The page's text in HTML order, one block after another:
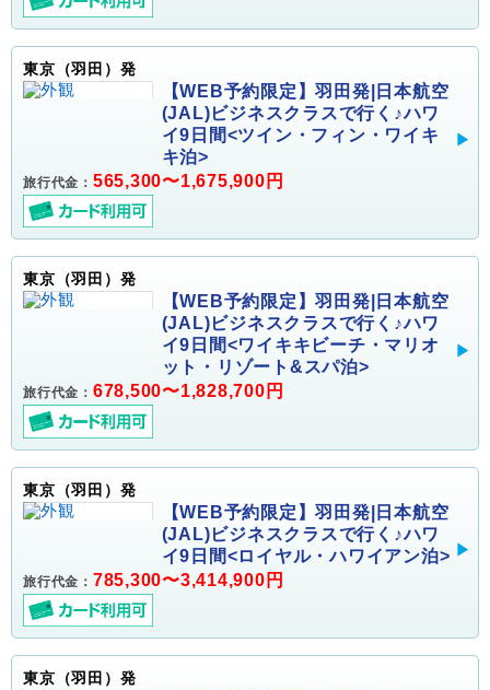
東京（羽田）発
【WEB予約限定】羽田発|日本航空
(JAL)ビジネスクラスで行く♪ハワ
イ9日間<ツイン・フィン・ワイキ
キ泊>
旅行代金： 565,300〜1,675,900円
東京（羽田）発
【WEB予約限定】羽田発|日本航空
(JAL)ビジネスクラスで行く♪ハワ
イ9日間<ワイキキビーチ・マリオ
ット・リゾート&スパ泊>
旅行代金： 678,500〜1,828,700円
東京（羽田）発
【WEB予約限定】羽田発|日本航空
(JAL)ビジネスクラスで行く♪ハワ
イ9日間<ロイヤル・ハワイアン泊>
旅行代金： 785,300〜3,414,900円
東京（羽田）発